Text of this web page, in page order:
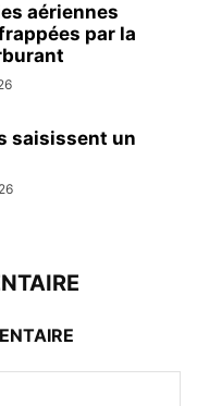
aériennes
par la
saisissent un